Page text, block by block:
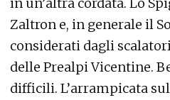
Zaltron e, in generale il
considerati dagli
delle Prealpi Vicentine.
difficili. L’arrampicata